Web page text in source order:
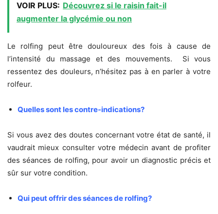
VOIR PLUS: Découvrez si le raisin fait-il
augmenter la glycémie ou non
Le rolfing peut être douloureux des fois à cause de
l’intensité du massage et des mouvements. Si vous
ressentez des douleurs, n’hésitez pas à en parler à votre
rolfeur.
Quelles sont les contre-indications?
Si vous avez des doutes concernant votre état de santé, il
vaudrait mieux consulter votre médecin avant de profiter
des séances de rolfing, pour avoir un diagnostic précis et
sûr sur votre condition.
Qui peut offrir des séances de rolfing?